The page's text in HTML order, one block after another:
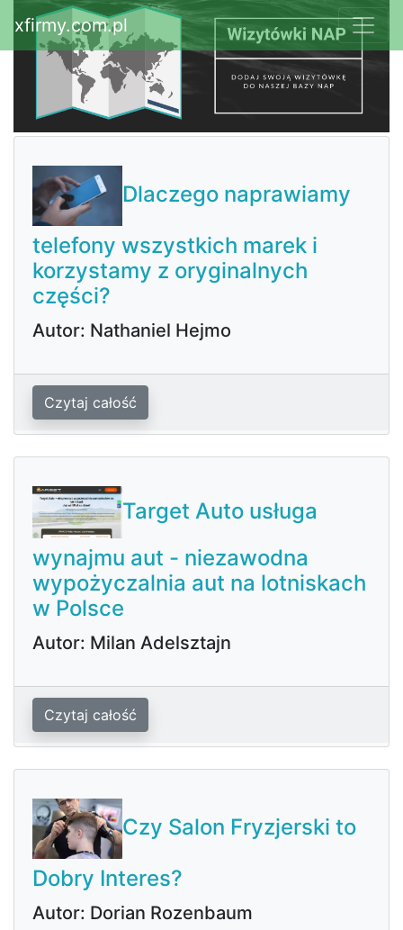
xfirmy.com.pl
Dlaczego naprawiamy
telefony wszystkich marek i
korzystamy z oryginalnych
części?
Autor: Nathaniel Hejmo
Czytaj całość
Target Auto usługa
wynajmu aut - niezawodna
wypożyczalnia aut na lotniskach
w Polsce
Autor: Milan Adelsztajn
Czytaj całość
Czy Salon Fryzjerski to
Dobry Interes?
Autor: Dorian Rozenbaum